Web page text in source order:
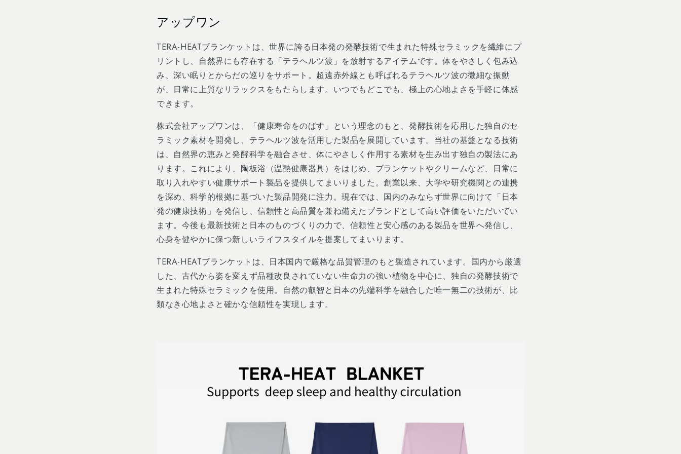
アップワン
TERA-HEATブランケットは、世界に誇る日本発の発酵技術で生まれた特殊セラミックを繊維にプ
リントし、自然界にも存在する「テラヘルツ波」を放射するアイテムです。体をやさしく包み込
み、深い眠りとからだの巡りをサポート。超遠赤外線とも呼ばれるテラヘルツ波の微細な振動
が、日常に上質なリラックスをもたらします。いつでもどこでも、極上の心地よさを手軽に体感
できます。
株式会社アップワンは、「健康寿命をのばす」という理念のもと、発酵技術を応用した独自のセ
ラミック素材を開発し、テラヘルツ波を活用した製品を展開しています。当社の基盤となる技術
は、自然界の恵みと発酵科学を融合させ、体にやさしく作用する素材を生み出す独自の製法にあ
ります。これにより、陶板浴（温熱健康器具）をはじめ、ブランケットやクリームなど、日常に
取り入れやすい健康サポート製品を提供してまいりました。創業以来、大学や研究機関との連携
を深め、科学的根拠に基づいた製品開発に注力。現在では、国内のみならず世界に向けて「日本
発の健康技術」を発信し、信頼性と高品質を兼ね備えたブランドとして高い評価をいただいてい
ます。今後も最新技術と日本のものづくりの力で、信頼性と安心感のある製品を世界へ発信し、
心身を健やかに保つ新しいライフスタイルを提案してまいります。
TERA-HEATブランケットは、日本国内で厳格な品質管理のもと製造されています。国内から厳選
した、古代から姿を変えず品種改良されていない生命力の強い植物を中心に、独自の発酵技術で
生まれた特殊セラミックを使用。自然の叡智と日本の先端科学を融合した唯一無二の技術が、比
類なき心地よさと確かな信頼性を実現します。